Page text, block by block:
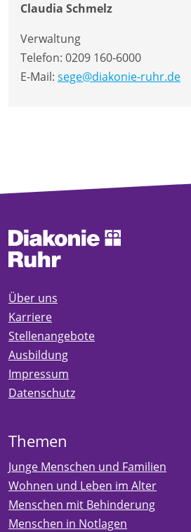
Claudia Schmelz
Verwaltung
Telefon: 0209 160-6000
E-Mail: sege@diakonie-ruhr.de
Über uns
Karriere
Stellenangebote
Ausbildung
Impressum
Datenschutz
Themen
Junge Menschen und Familien
Wohnen und Leben im Alter
Menschen mit Behinderung
Menschen in Notlagen